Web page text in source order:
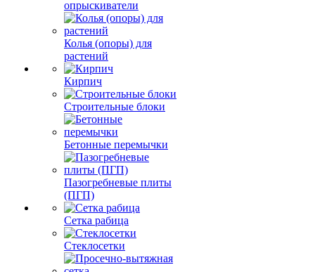
опрыскиватели
Колья (опоры) для
растений
Кирпич
Строительные блоки
Бетонные перемычки
Пазогребневые плиты
(ПГП)
Сетка рабица
Стеклосетки